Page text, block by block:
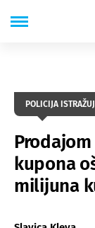
POLICIJA
kupona
milijuna